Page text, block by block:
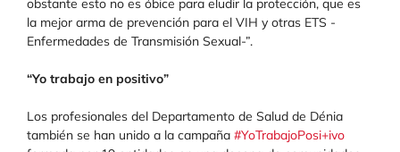
obstante esto no es óbice para eludir la protección, que es
la mejor arma de prevención para el VIH y otras ETS -
Enfermedades de Transmisión Sexual-”.
“Yo trabajo en positivo”
Los profesionales del Departamento de Salud de Dénia
también se han unido a la campaña #YoTrabajoPosi+ivo